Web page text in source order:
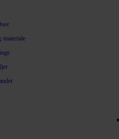
/materiale